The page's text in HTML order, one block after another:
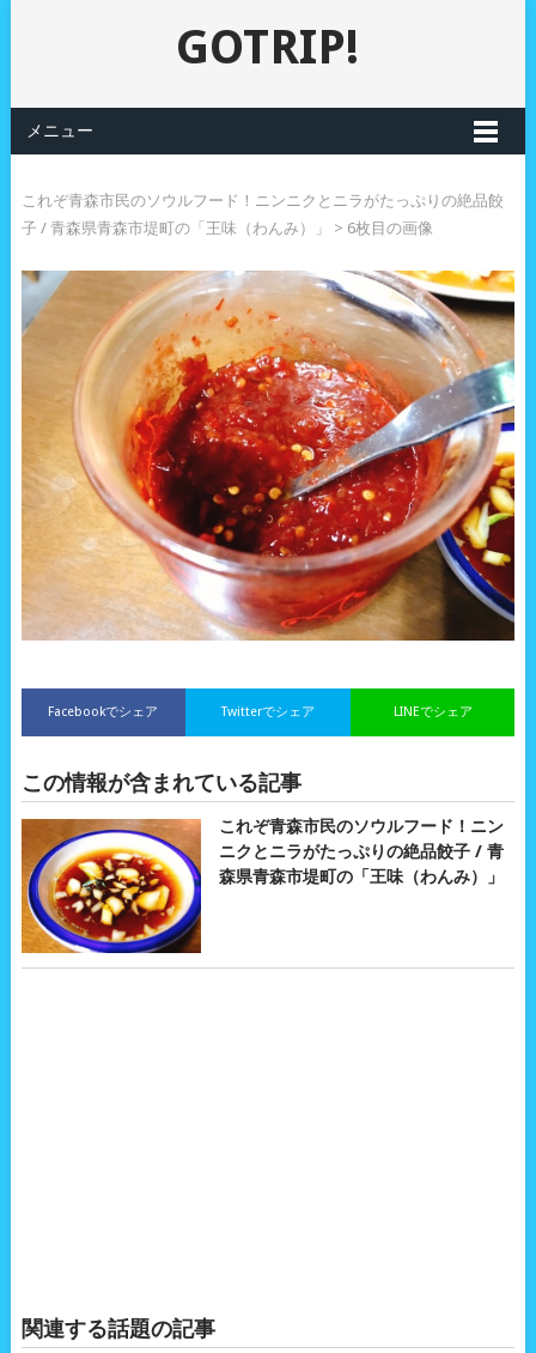
GOTRIP!
メニュー
これぞ青森市民のソウルフード！ニンニクとニラがたっぷりの絶品餃
子 / 青森県青森市堤町の「王味（わんみ）」
> 6枚目の画像
Facebookでシェア LINEでシェア
Twitterでシェア
この情報が含まれている記事
これぞ青森市民のソウルフード！ニン
ニクとニラがたっぷりの絶品餃子 / 青
森県青森市堤町の「王味（わんみ）」
関連する話題の記事